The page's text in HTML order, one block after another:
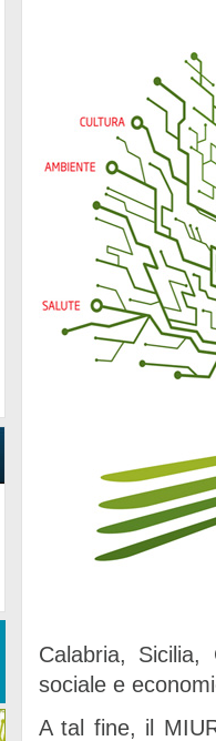
Calabria, Sicilia,
sociale e
A tal fine, il